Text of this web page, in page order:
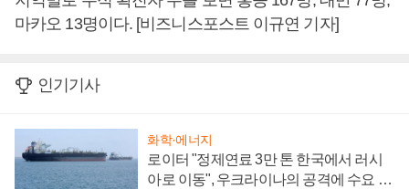
마카오 13명이다. [비즈니스포스트 이규연 기자]
인기기사
화학·에너지
로이터 "정제연료 3만 톤 한국에서 러시
아로 이동", 우크라이나의 공격에 수요 늘